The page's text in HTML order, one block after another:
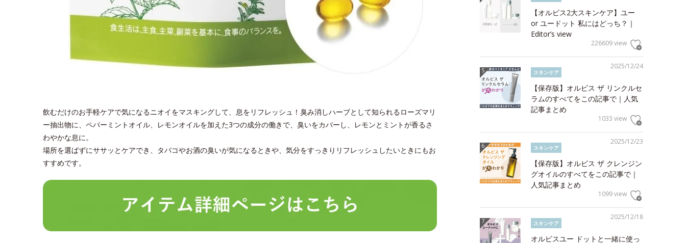
飲むだけのお手軽ケアで気になるニオイをマスキングして、息をリフレッシュ！臭み消しハーブとして知られるローズマリ
ー抽出物に、ペパーミントオイル、レモンオイルを加えた3つの成分の働きで、臭いをカバーし、レモンとミントが香るさ
わやかな息に。
場所を選ばずにササッとケアでき、タバコやお酒の臭いが気になるときや、気分をすっきりリフレッシュしたいときにもお
すすめです。
【オルビス2大スキンケア】ユー
or ユードット 私にはどっち？｜
Editor’s view
226609 view
2025/12/24
スキンケア
【保存版】オルビス ザ リンクルセ
ラムのすべてをこの記事で｜人気
記事まとめ
1033 view
2025/12/23
スキンケア
【保存版】オルビス ザ クレンジン
グオイルのすべてをこの記事で｜
人気記事まとめ
1099 view
2025/12/18
スキンケア
オルビスユー ドットと一緒に使っ